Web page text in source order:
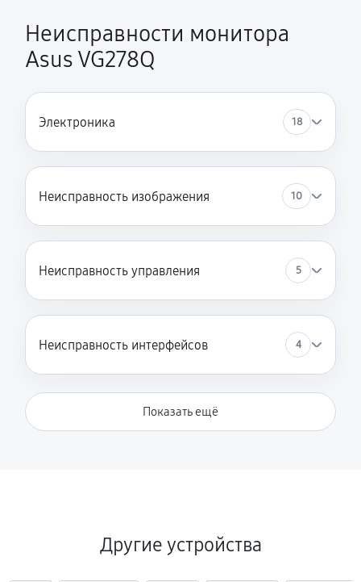
Неисправности монитора
Asus VG278Q
Электроника 18
Неисправность изображения 10
Неисправность управления 5
Неисправность интерфейсов 4
Показать ещё
Другие устройства